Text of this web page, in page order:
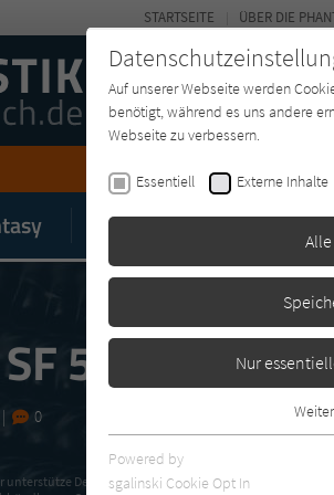
Mystery Buchtyp
STARTSEITE ÜBER DIE
5
0
unterstütze Deinen
Auf unserer Webseite werden
benötigt, während es uns andere
Webseite zu verbessern.
Essentiell Externe Inhalte
Nur
Essentielle Cookies werden für
benötigt. Dadurch ist
Powered by
sgalinski Cookie Opt In